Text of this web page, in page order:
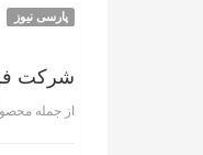
پارسی نیوز
شرکت
از جمله